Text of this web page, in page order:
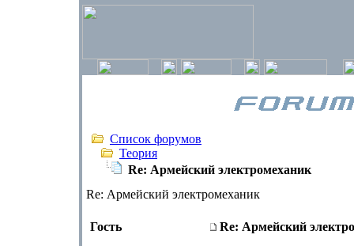
Список форумов
Теория
Re: Армейский электромеханик
Re: Армейский электромеханик
Гость Re: Армейский